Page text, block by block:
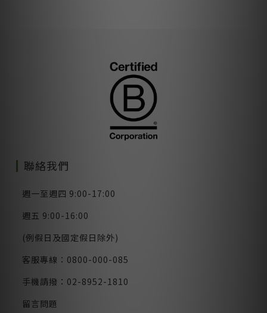
聯絡我們
週一至週四 9:00-17:00
週五 9:00-16:00
(例假日及國定假日除外)
客服專線：0800-000-085
手機請撥：02-8952-1810
留言問題